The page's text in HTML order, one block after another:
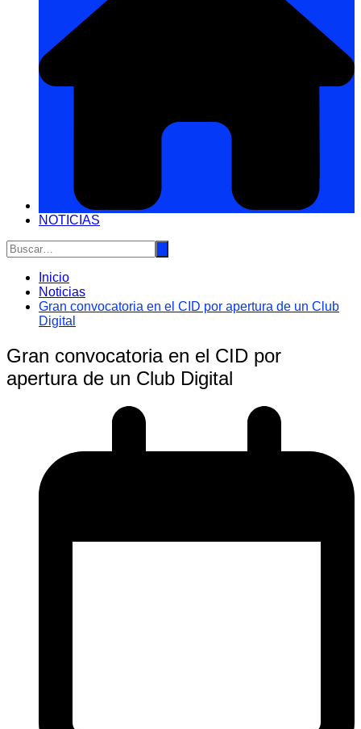
NOTICIAS
Inicio
Noticias
Gran convocatoria en el CID por apertura de un Club
Digital
Gran convocatoria en el CID por
apertura de un Club Digital